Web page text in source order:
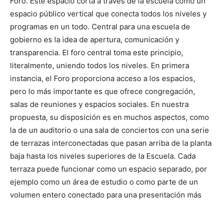
espacio público vertical que conecta todos los niveles y
programas en un todo. Central para una escuela de
gobierno es la idea de apertura, comunicación y
transparencia. El foro central toma este principio,
literalmente, uniendo todos los niveles. En primera
instancia, el Foro proporciona acceso a los espacios,
pero lo más importante es que ofrece congregación,
salas de reuniones y espacios sociales. En nuestra
propuesta, su disposición es en muchos aspectos, como
la de un auditorio o una sala de conciertos con una serie
de terrazas interconectadas que pasan arriba de la planta
baja hasta los niveles superiores de la Escuela. Cada
terraza puede funcionar como un espacio separado, por
ejemplo como un área de estudio o como parte de un
volumen entero conectado para una presentación más